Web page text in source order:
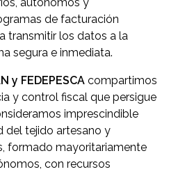
de facturación
transmitir los datos a la
segura e inmediata.
y FEDEPESCA compartimos
y control fiscal que persigue
imprescindible
del tejido artesano y
formado mayoritariamente
con recursos